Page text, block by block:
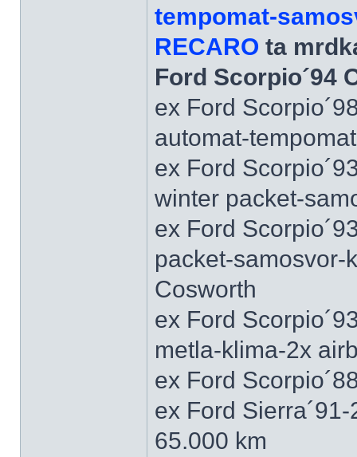
tempomat-
RECARO ta
Ford Scorpio´94
ex Ford
automat-
ex Ford
winter packet-
ex Ford
packet-samosvor-
Cosworth
ex Ford
metla-klima-2x
ex Ford
ex Ford
65.000 km